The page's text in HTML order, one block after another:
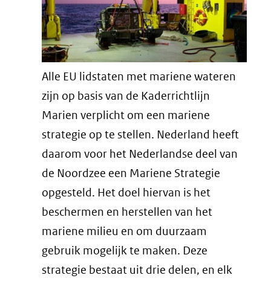
Alle EU lidstaten met mariene wateren
zijn op basis van de Kaderrichtlijn
Marien verplicht om een mariene
strategie op te stellen. Nederland heeft
daarom voor het Nederlandse deel van
de Noordzee een Mariene Strategie
opgesteld. Het doel hiervan is het
beschermen en herstellen van het
mariene milieu en om duurzaam
gebruik mogelijk te maken. Deze
strategie bestaat uit drie delen, en elk